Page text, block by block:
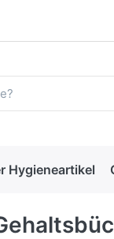
Hygieneartikel